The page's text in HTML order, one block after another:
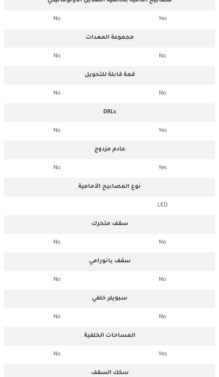
Yes
No
مجموعة المعدات
No
No
قمة قابلة للتحويل
No
No
DRLs
Yes
No
عادم مزدوج
Yes
No
نوع المصابيح الأمامية
LED
سقف متحرك
No
No
سقف بانورامي
No
No
سبويلر خلفي
No
No
المساحات الخلفية
Yes
No
سكك السقف